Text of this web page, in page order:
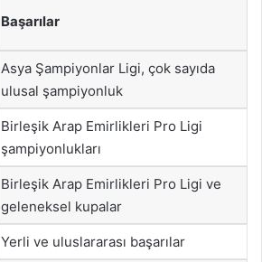
Başarılar
Asya Şampiyonlar Ligi, çok sayıda
ulusal şampiyonluk
Birleşik Arap Emirlikleri Pro Ligi
şampiyonlukları
Birleşik Arap Emirlikleri Pro Ligi ve
geleneksel kupalar
Yerli ve uluslararası başarılar